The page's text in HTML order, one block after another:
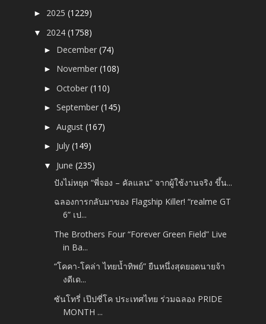
► 2025(1229)
▼ 2024(1758)
► December(74)
► November(108)
►October(110)
►September(145)
►August(167)
► July(149)
▼ June(235)
ปังไม่หยุด “พี่จอง – คัลแลน” จากผู้ใช้งานจริง ขึ้น...
ฉลองการกลับมาของ Flagship Killer! “realme GT
6” เป...
The Brothers Four “Forever Green Field” Live
in Ba...
“โคคา-โคล่า ไทยน้ำทิพย์” ยืนหนึ่งสุดยอดนายจ้า
งดีเด...
ซันโทรี่ เป๊ปซี่โค ประเทศไทย ร่วมฉลอง PRIDE
MONTH ...